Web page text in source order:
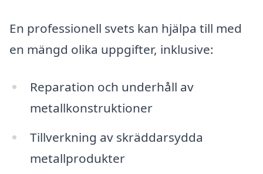
En professionell svets kan hjälpa till med
en mängd olika uppgifter, inklusive:
Reparation och underhåll av
metallkonstruktioner
Tillverkning av skräddarsydda
metallprodukter